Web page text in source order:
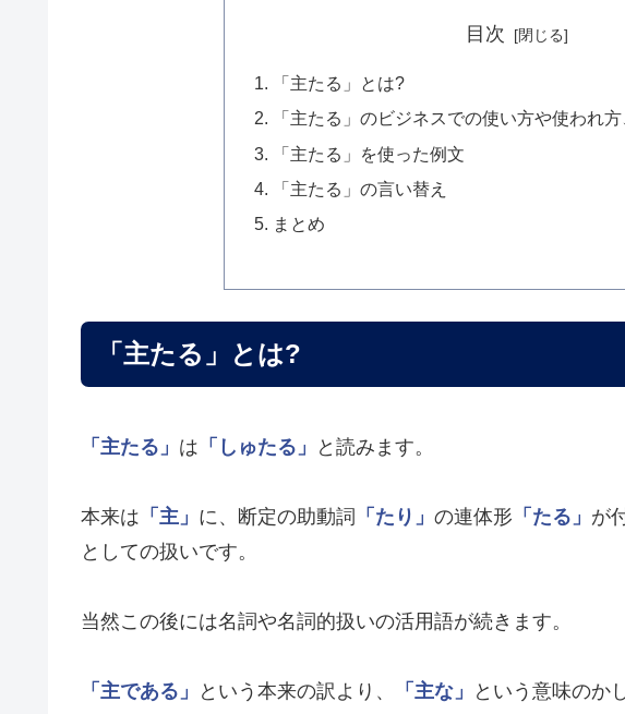
目次
「主たる」とは?
「主たる」のビジネスでの使い方や使われ
「主たる」を使った例文
「主たる」の言い替え
まとめ
「主たる」とは?
「主たる」 は 「しゅたる」 と読みます。
本来は 「主」 に、断定の助動詞 「たり」 の連体形 「たる」 が
としての扱いです。
当然この後には名詞や名詞的扱いの活用語が続きます。
「主である」 という本来の訳より、 「主な」
という意味のか